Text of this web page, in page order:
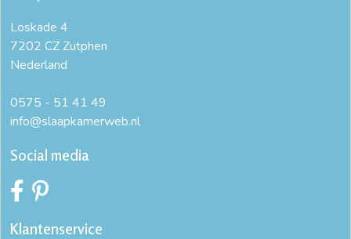
Loskade 4
7202 CZ Zutphen
Nederland
0575 - 51 41 49
info@slaapkamerweb.nl
Social media
Klantenservice